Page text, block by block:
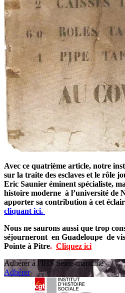
Avec ce quatrième article, notre
sur la traite des esclaves et le rôle
Eric Saunier éminent spécialiste,
histoire moderne à l’université de
apporter sa contribution à cet
cliquant ici.
Nous ne saurons aussi que trop
séjourneront en Guadeloupe de
Pointe à Pitre. Cliquez ici
Adhérer à l'IHS Seine-maritime
Adhérer